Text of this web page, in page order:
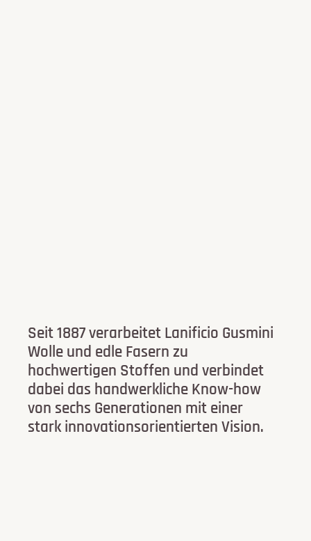
Seit 1887 verarbeitet Lanificio Gusmini
Wolle und edle Fasern zu
hochwertigen Stoffen und verbindet
dabei das handwerkliche Know-how
von sechs Generationen mit einer
stark innovationsorientierten Vision.